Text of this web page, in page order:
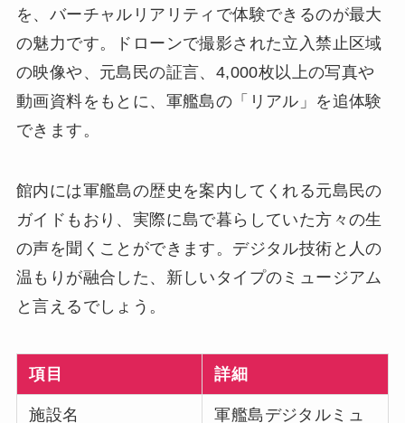
を、バーチャルリアリティで体験できるのが最大
の魅力です。ドローンで撮影された立入禁止区域
の映像や、元島民の証言、4,000枚以上の写真や
動画資料をもとに、軍艦島の「リアル」を追体験
できます。
館内には軍艦島の歴史を案内してくれる元島民の
ガイドもおり、実際に島で暮らしていた方々の生
の声を聞くことができます。デジタル技術と人の
温もりが融合した、新しいタイプのミュージアム
と言えるでしょう。
項目 詳細
施設名
軍艦島デジタルミュ